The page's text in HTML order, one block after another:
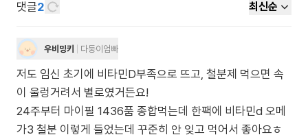
댓글2 최신순
우비밍키 다둥이엄빠
저도 임신 초기에 비타민D부족으로 뜨고, 철분제 먹으면 속
이 울렁거려서 별로였거든요!
24주부터 마이필 1436품 종합먹는데 한팩에 비타민d 오메
가3 철분 이렇게 들었는데 꾸준히 안 잊고 먹어서 좋아요ㅎ